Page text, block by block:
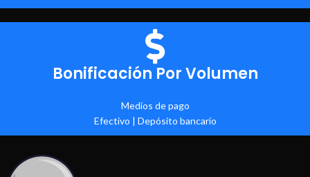
Bonificación Por Volumen
Medios de pago
Efectivo | Depósito bancario